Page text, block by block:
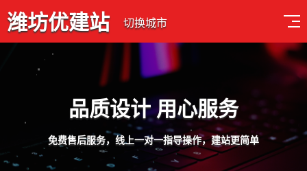
潍坊优建站 切换城市
质设计 用心服务
售后服务，线上一对一指导操作，建站更简单